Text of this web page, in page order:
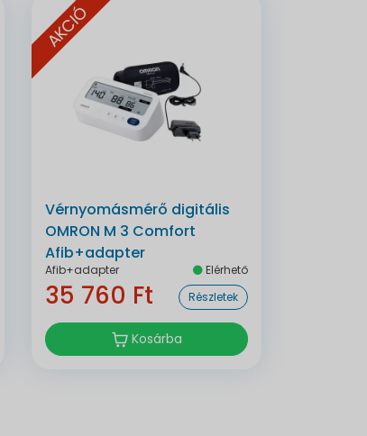
AKCIÓ
Vérnyomásmérő digitális
OMRON M 3 Comfort
Afib+adapter
Afib+adapter Elérhető
35 760 Ft Részletek
Kosárba